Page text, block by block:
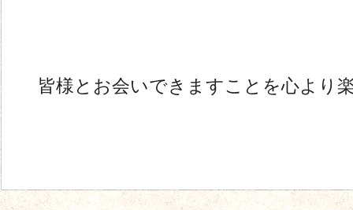
皆様とお会いできますことを心より